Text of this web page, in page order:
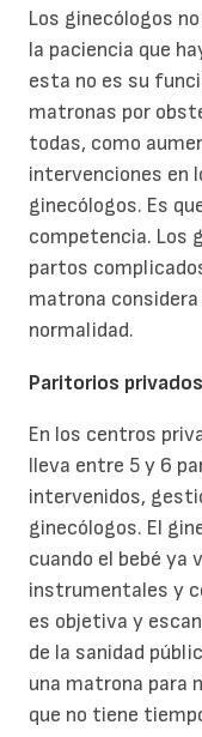
Los ginecólogos
la paciencia que
esta no es su
matronas por
todas, como
intervenciones en
ginecólogos. Es
competencia. Los
partos
matrona
normalidad.
Paritorios privados
En los centros
lleva entre 5 y 6
intervenidos,
ginecólogos. El
cuando el bebé ya
instrumentales y
es objetiva y
de la sanidad
una matrona para
que no tiene